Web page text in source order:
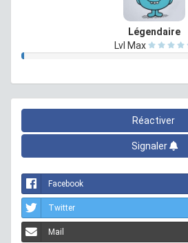
Légendaire
Lvl Max
Réactiver
Signaler
Facebook
Twitter
Mail